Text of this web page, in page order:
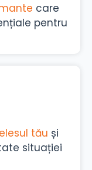
care
pentru
tău și
situației